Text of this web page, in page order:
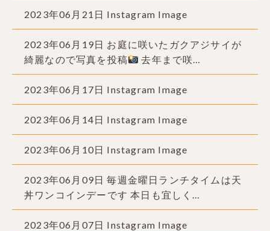
2023年06月21日 Instagram Image
2023年06月19日 お庭に咲いたガクアジサイが
綺麗なので写真を投稿
去年まで咲…
2023年06月17日 Instagram Image
2023年06月14日 Instagram Image
2023年06月10日 Instagram Image
2023年06月09日 毎週金曜日ランチタイムは天
丼ワンコインデーです 本日も宜しく…
2023年06月07日 Instagram Image